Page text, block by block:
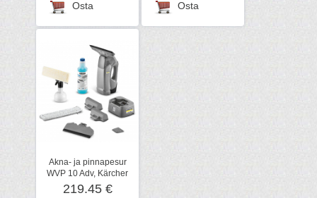
Osta Osta
Akna- ja pinnapesur
WVP 10 Adv, Kärcher
219.45 €